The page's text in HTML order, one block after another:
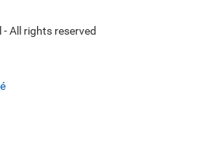
All rights reserved